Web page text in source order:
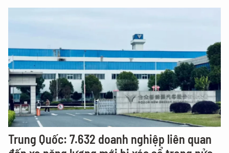
Trung Quốc: 7.632 doanh nghiệp liên quan